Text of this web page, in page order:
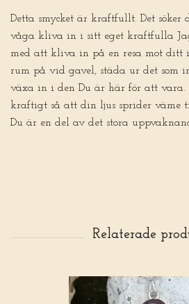
Detta smycket är kraftfullt. Det
våga kliva in i sitt eget kraftfulla
med att kliva in på en resa mot ditt
rum på vid gavel, städa ur det som
växa in i den Du är här för att
kraftigt så att din ljus sprider väme
Du är en del av det stora